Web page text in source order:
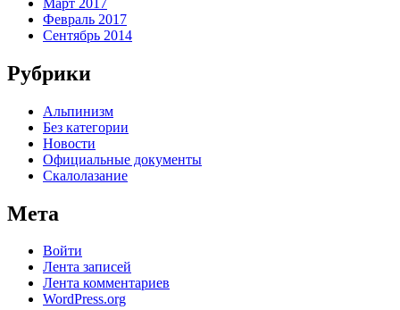
Февраль 2017
Сентябрь 2014
Рубрики
Альпинизм
Без категории
Новости
Официальные документы
Скалолазание
Мета
Войти
Лента записей
Лента комментариев
WordPress.org